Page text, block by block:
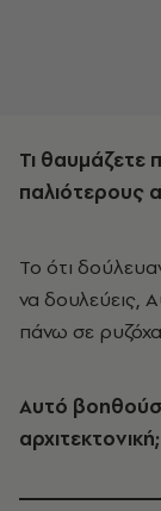
Τι θαυμάζετε
παλιότερους
Το ότι
να δουλεύεις,
πάνω σε
Αυτό
αρχιτεκτονική;